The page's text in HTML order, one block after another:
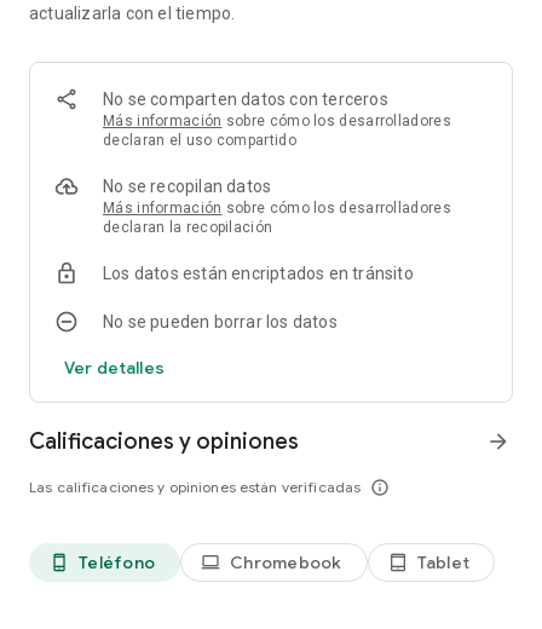
■ Optimice y mejore la fluidez de su dispositivo Android.
actualizarla con el tiempo.
No se comparten datos con terceros
Más información sobre cómo los desarrolladores
declaran el uso compartido
No se recopilan datos
Más información sobre cómo los desarrolladores
declaran la recopilación
Los datos están encriptados en tránsito
No se pueden borrar los datos
Ver detalles
Calificaciones y opiniones
Las calificaciones y opiniones están verificadas info_outline
arrow_forward
phone_android Teléfono laptop Chromebook tablet_android Tablet